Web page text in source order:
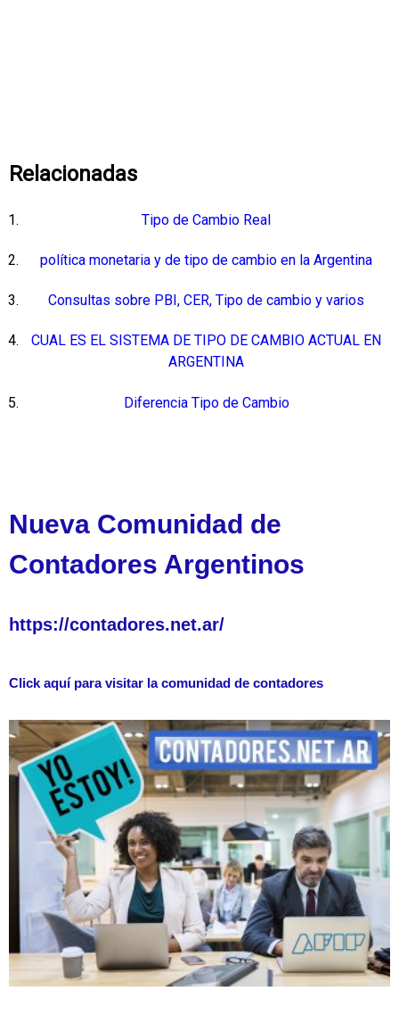
Relacionadas
Tipo de Cambio Real
política monetaria y de tipo de cambio en la Argentina
Consultas sobre PBI, CER, Tipo de cambio y varios
CUAL ES EL SISTEMA DE TIPO DE CAMBIO ACTUAL EN
ARGENTINA
Diferencia Tipo de Cambio
Nueva Comunidad de
Contadores Argentinos
https://contadores.net.ar/
Click aquí para visitar la comunidad de contadores